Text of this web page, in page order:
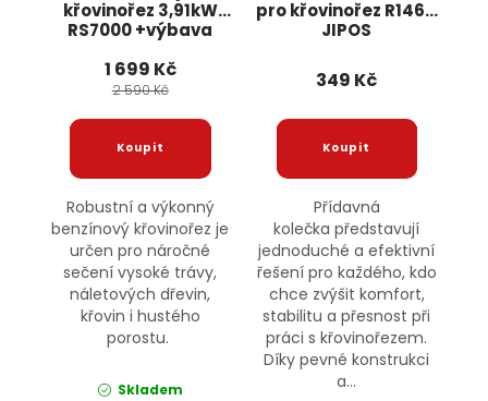
křovinořez 3,91kW
RS7000 +výbava
1 699 Kč
2 590 Kč
Robustní a výkonný
benzínový křovinořez je
určen pro náročné
sečení vysoké trávy,
náletových dřevin,
křovin i hustého
porostu.
Skladem
pro křovinořez R1464
JIPOS
349 Kč
Přídavná
kolečka představují
jednoduché a efektivní
řešení pro každého, kdo
chce zvýšit komfort,
stabilitu a přesnost při
práci s křovinořezem.
Díky pevné konstrukci
a...